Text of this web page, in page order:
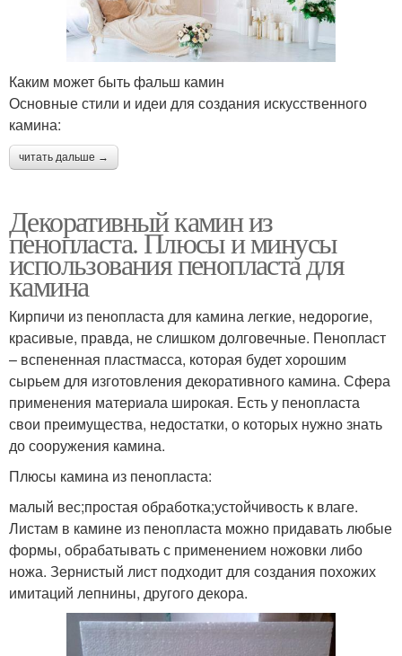
Каким может быть фальш камин
Основные стили и идеи для создания искусственного
камина:
читать дальше →
Декоративный камин из
пенопласта. Плюсы и минусы
использования пенопласта для
камина
Кирпичи из пенопласта для камина легкие, недорогие,
красивые, правда, не слишком долговечные. Пенопласт
– вспененная пластмасса, которая будет хорошим
сырьем для изготовления декоративного камина. Сфера
применения материала широкая. Есть у пенопласта
свои преимущества, недостатки, о которых нужно знать
до сооружения камина.
Плюсы камина из пенопласта:
малый вес;простая обработка;устойчивость к влаге.
Листам в камине из пенопласта можно придавать любые
формы, обрабатывать с применением ножовки либо
ножа. Зернистый лист подходит для создания похожих
имитаций лепнины, другого декора.